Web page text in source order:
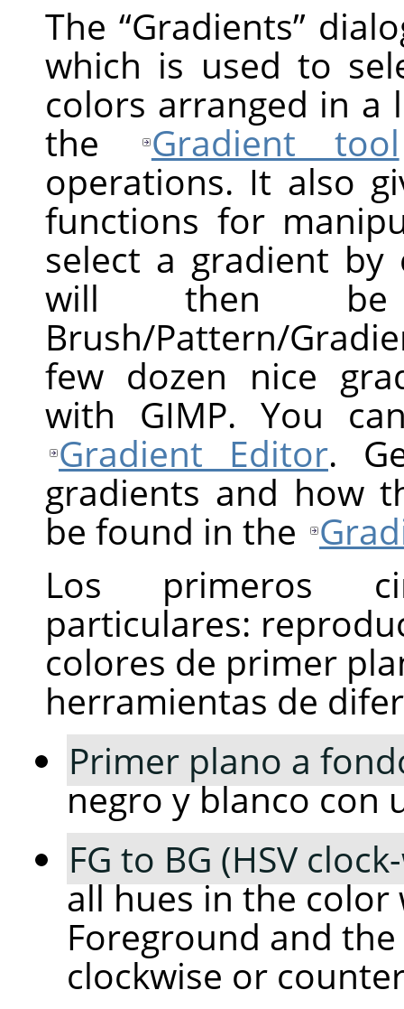
The “Gradients”
which is used to
colors arranged in
the
Gradient tool
operations. It also
functions for
select a gradient
will then
Brush/Pattern/
few dozen nice
with GIMP. You
Gradient Editor.
gradients and how
be found in the
Los primeros
particulares:
colores de primer
herramientas de
Primer plano a
negro y blanco con
FG to BG (HSV
all hues in the
Foreground and
clockwise or